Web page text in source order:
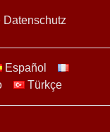
Datenschutz
Español
Türkçe